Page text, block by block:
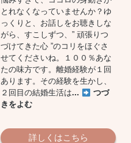
とれなくなっていませんか？ゆ
っくりと、お話しをお聴きしな
がら、すこしずつ、” 頑張りつ
づけてきた心 ”のコリをほぐさ
せてくださいね。１００％あな
たの味方です。離婚経験が１回
あります。その経験を生かし、
２回目の結婚生活は...
つづ
きをよむ
詳しくはこちら